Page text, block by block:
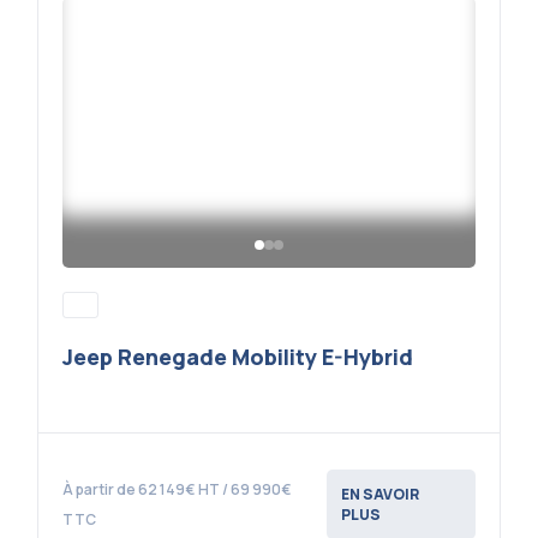
Jeep Renegade Mobility E-Hybrid
À partir de 62 149€ HT / 69 990€
TTC
EN SAVOIR
PLUS